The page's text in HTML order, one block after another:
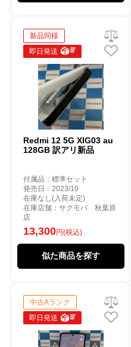
新品同様
即日発送
Redmi 12 5G XIG03 au
128GB 訳アリ新品
付属品：標準セット
発売日：2023/10
在庫なし(入荷未定)
在庫店舗：サクモバ 秋葉原
店
13,300円(税込)
似た商品を探す
中古Aランク
即日発送